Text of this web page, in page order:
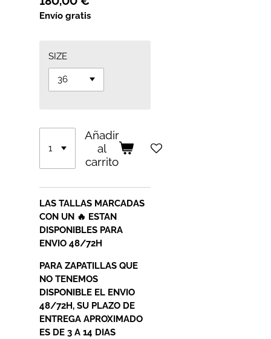
Envío gratis
SIZE
Añadir
al
carrito
LAS TALLAS MARCADAS
CON UN 🔥 ESTAN
DISPONIBLES PARA
ENVIO 48/72H
PARA ZAPATILLAS QUE
NO TENEMOS
DISPONIBLE EL ENVIO
48/72H, SU PLAZO DE
ENTREGA APROXIMADO
ES DE 3 A 14 DIAS